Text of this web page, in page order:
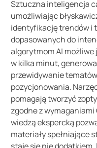
Sztuczna inteligencja
umożliwiając
identyfikację trendów i
dopasowanych do
algorytmom AI
w kilka minut,
przewidywanie
pozycjonowania.
pomagają tworzyć
zgodne z wymaganiami
wiedzą ekspercką
materiały spełniające